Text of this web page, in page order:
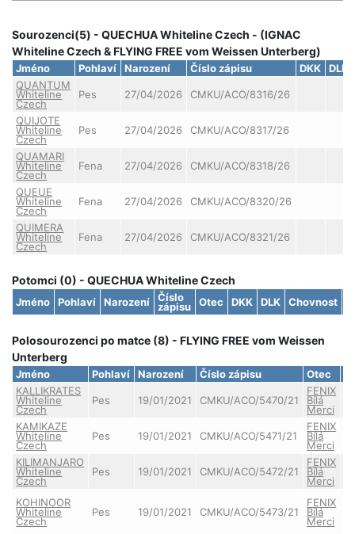
Sourozenci(5) - QUECHUA Whiteline Czech - (IGNAC
Whiteline Czech & FLYING FREE vom Weissen Unterberg)
Jméno Pohlaví Narození Číslo zápisu DKK
DLK
QUANTUM
Whiteline
Czech
Pes 27/04/2026 CMKU/ACO/8316/26
QUIJOTE
Whiteline
Czech
Pes 27/04/2026 CMKU/ACO/8317/26
QUAMARI
Whiteline
Czech
Fena 27/04/2026 CMKU/ACO/8318/26
QUEUE
Whiteline
Czech
Fena 27/04/2026 CMKU/ACO/8320/26
QUIMERA
Whiteline
Czech
Fena 27/04/2026 CMKU/ACO/8321/26
Potomci (0) - QUECHUA Whiteline Czech
Jméno Pohlaví Narození Číslo
zápisu Otec DKK DLK Chovnost
Polosourozenci po matce (8) - FLYING FREE vom Weissen
Unterberg
Jméno Pohlaví Narození Číslo zápisu Otec
KALLIKRATES
Whiteline
Czech
Pes 19/01/2021 CMKU/ACO/5470/21
FENIX
Bílá
Merci
KAMIKAZE
Whiteline
Czech
Pes 19/01/2021 CMKU/ACO/5471/21
FENIX
Bílá
Merci
KILIMANJARO
Whiteline
Czech
Pes 19/01/2021 CMKU/ACO/5472/21
FENIX
Bílá
Merci
KOHINOOR
Whiteline
Czech
Pes 19/01/2021 CMKU/ACO/5473/21
FENIX
Bílá
Merci